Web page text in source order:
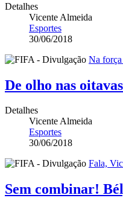
Detalhes
Vicente Almeida
Esportes
30/06/2018
Na força
De olho nas
Detalhes
Vicente Almeida
Esportes
30/06/2018
Fala,
Sem combinar!